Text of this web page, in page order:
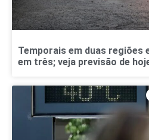
Temporais em duas regiões
em três; veja previsão de